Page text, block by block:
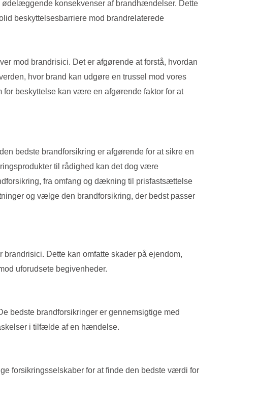
konsekvenser af brandhændelser. Dette
beskyttelsesbarriere mod brandrelaterede
mod brandrisici. Det er afgørende at forstå, hvordan
hvor brand kan udgøre en trussel mod vores
beskyttelse kan være en afgørende faktor for at
bedste brandforsikring er afgørende for at sikre en
til rådighed kan det dog være
fra omfang og dækning til prisfastsættelse
og vælge den brandforsikring, der bedst passer
Dette kan omfatte skader på ejendom,
uforudsete begivenheder.
bedste brandforsikringer er gennemsigtige med
i tilfælde af en hændelse.
forsikringsselskaber for at finde den bedste værdi for